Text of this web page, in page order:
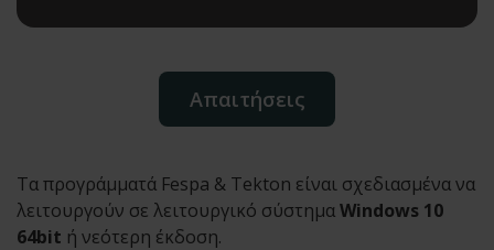
Απαιτήσεις
Τα προγράμματά Fespa & Tekton είναι σχεδιασμένα να
λειτουργούν σε λειτουργικό σύστημαWindows 10
64bit ή νεότερη έκδοση.